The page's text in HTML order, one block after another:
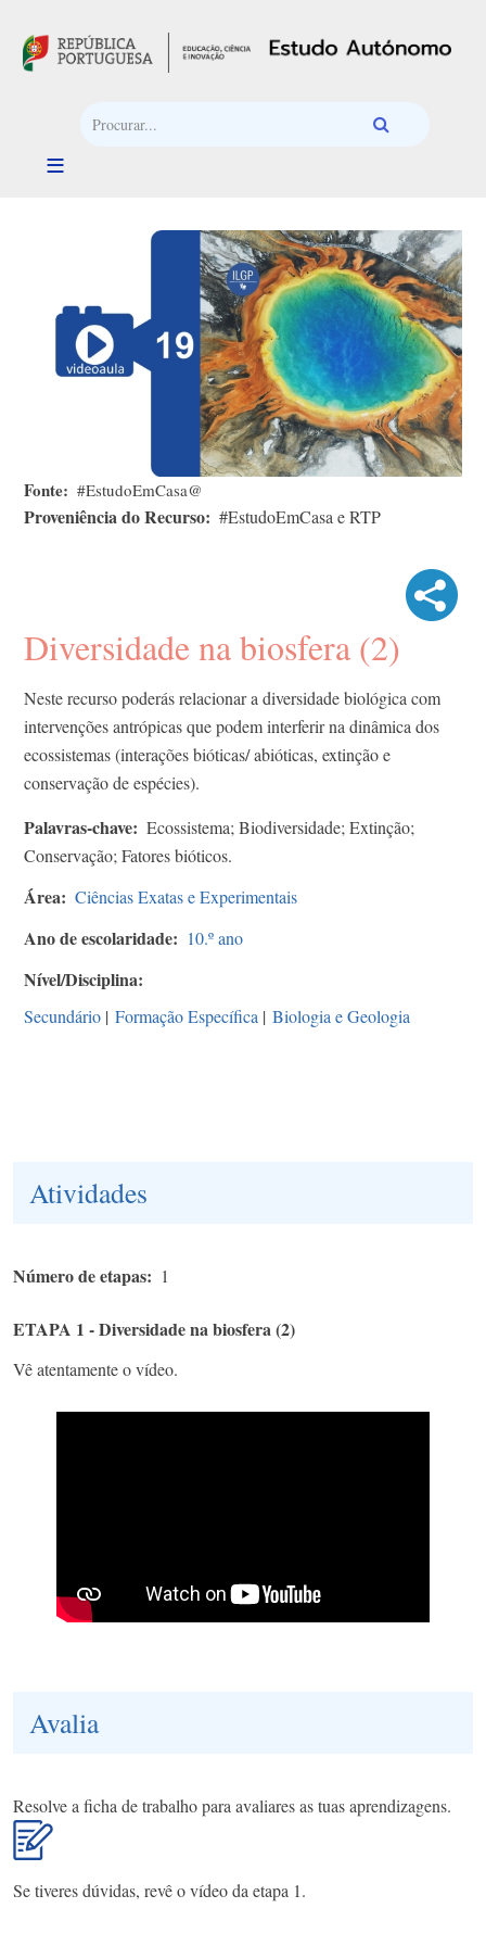
Fonte #EstudoEmCasa@
Proveniência do Recurso #EstudoEmCasa e RTP
Diversidade na biosfera (2)
Neste recurso poderás relacionar a diversidade biológica com
intervenções antrópicas que podem interferir na dinâmica dos
ecossistemas (interações bióticas/ abióticas, extinção e
conservação de espécies).
Palavras-chave
Ecossistema; Biodiversidade; Extinção;
Conservação; Fatores bióticos.
Área Ciências Exatas e Experimentais
Ano de escolaridade 10.º ano
Nível/Disciplina
Secundário | Formação Específica | Biologia e Geologia
Atividades
Número de etapas 1
ETAPA 1 - Diversidade na biosfera (2)
Vê atentamente o vídeo.
Avalia
Resolve a ficha de trabalho para avaliares as tuas aprendizagens.
Se tiveres dúvidas, revê o vídeo da etapa 1.